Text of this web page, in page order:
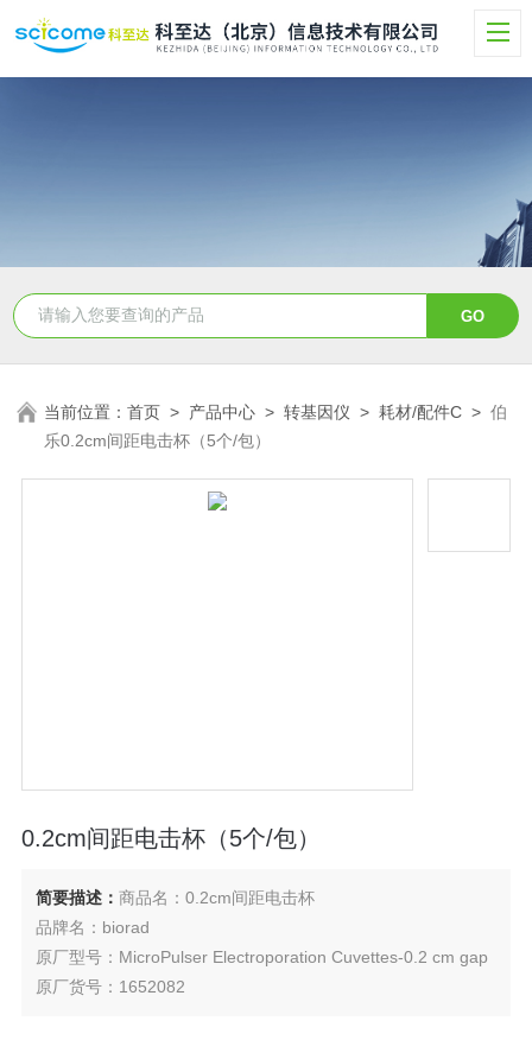
当前位置：首页 > 产品中心 >转基因仪 >耗材/配件C >伯
乐0.2cm间距电击杯（5个/包）
0.2cm间距电击杯（5个/包）
简要描述： 商品名：0.2cm间距电击杯
品牌名：biorad
原厂型号：MicroPulser Electroporation Cuvettes-0.2 cm gap
原厂货号：1652082